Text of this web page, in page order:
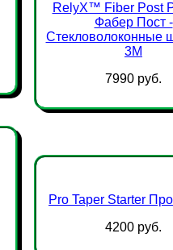
RelyX™ Fiber Post
Фабер Пост -
Стекловолоконные
3М
7990 руб.
Pro Taper Starter
4200 руб.